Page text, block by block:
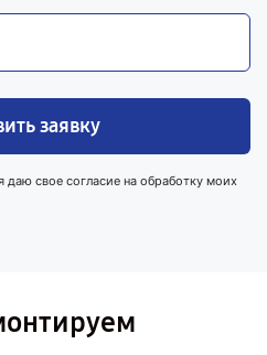
заявку
даю свое согласие на обработку моих